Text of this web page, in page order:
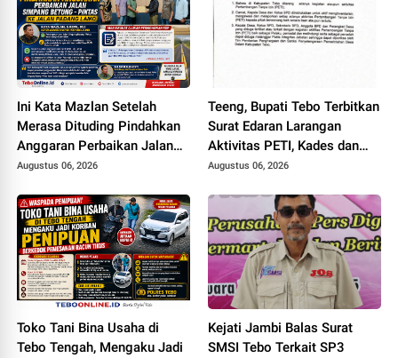
Ini Kata Mazlan Setelah
Merasa Dituding Pindahkan
Anggaran Perbaikan Jalan
Simpang Betung - Pintas ke
Augustus 06, 2026
Teeng, Bupati Tebo Terbitkan
Surat Edaran Larangan
Aktivitas PETI, Kades dan
Perangkat Desa Yang
Augustus 06, 2026
Toko Tani Bina Usaha di
Tebo Tengah, Mengaku Jadi
Kejati Jambi Balas Surat
SMSI Tebo Terkait SP3